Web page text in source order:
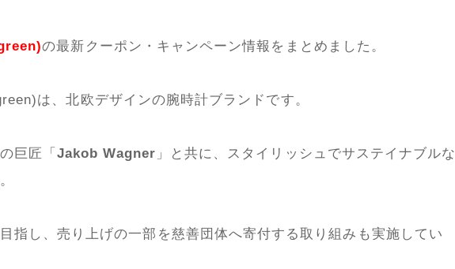
の最新クーポン・キャンペーン情報をまとめました。
は、北欧デザインの腕時計ブランドです。
巨匠「Jakob Wagner 」と共に、スタイリッシュでサステイナブルな
指し、売り上げの一部を慈善団体へ寄付する取り組みも実施してい